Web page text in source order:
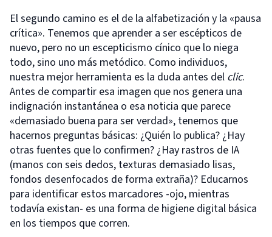
El segundo camino es el de la alfabetización y la «pausa
crítica». Tenemos que aprender a ser escépticos de
nuevo, pero no un escepticismo cínico que lo niega
todo, sino uno más metódico. Como individuos,
nuestra mejor herramienta es la duda antes del clic.
Antes de compartir esa imagen que nos genera una
indignación instantánea o esa noticia que parece
«demasiado buena para ser verdad», tenemos que
hacernos preguntas básicas: ¿Quién lo publica? ¿Hay
otras fuentes que lo confirmen? ¿Hay rastros de IA
(manos con seis dedos, texturas demasiado lisas,
fondos desenfocados de forma extraña)? Educarnos
para identificar estos marcadores -ojo, mientras
todavía existan- es una forma de higiene digital básica
en los tiempos que corren.